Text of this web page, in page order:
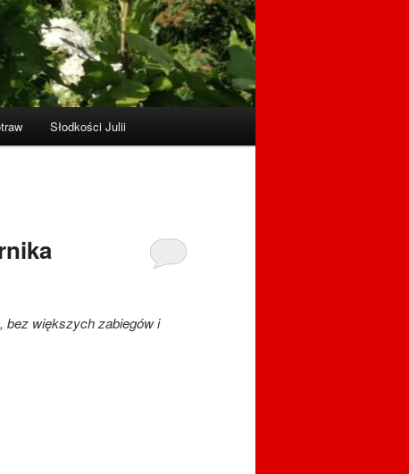
Słodkości Julii
większych zabiegów i